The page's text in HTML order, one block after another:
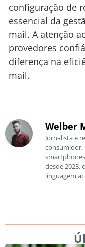
configuração de
essencial da
mail. A atenção
provedores
diferença na
mail.
Welber
Jornalista e
consumidor.
desde 2023,
linguagem